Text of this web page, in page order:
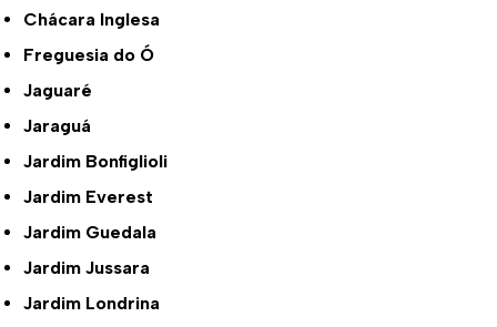
Chácara Inglesa
Freguesia do Ó
Jaguaré
Jaraguá
Jardim Bonfiglioli
Jardim Everest
Jardim Guedala
Jardim Jussara
Jardim Londrina